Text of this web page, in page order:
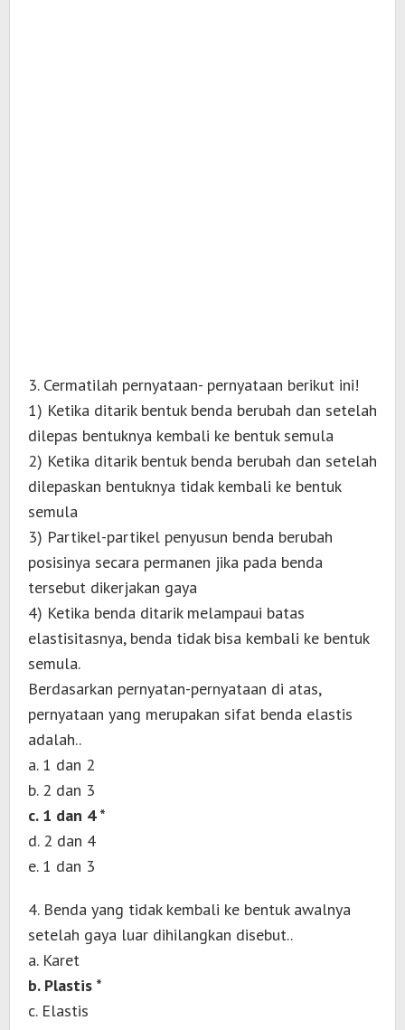
3. Cermatilah pernyataan- pernyataan berikut ini!
1) Ketika ditarik bentuk benda berubah dan setelah
dilepas bentuknya kembali ke bentuk semula
2) Ketika ditarik bentuk benda berubah dan setelah
dilepaskan bentuknya tidak kembali ke bentuk
semula
3) Partikel-partikel penyusun benda berubah
posisinya secara permanen jika pada benda
tersebut dikerjakan gaya
4) Ketika benda ditarik melampaui batas
elastisitasnya, benda tidak bisa kembali ke bentuk
semula.
Berdasarkan pernyatan-pernyataan di atas,
pernyataan yang merupakan sifat benda elastis
adalah..
a. 1 dan 2
b. 2 dan 3
c. 1 dan 4 *
d. 2 dan 4
e. 1 dan 3
4. Benda yang tidak kembali ke bentuk awalnya
setelah gaya luar dihilangkan disebut..
a. Karet
b. Plastis *
c. Elastis